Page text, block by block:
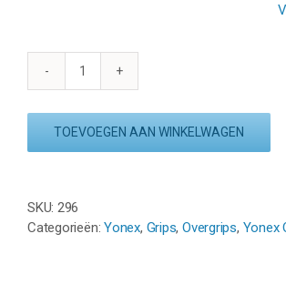
YONEX
GRAP
-
TOEVOEGEN AAN WINKELWAGEN
SKU: 296
Categorieën:Yonex, Grips, Overgrips, Yonex